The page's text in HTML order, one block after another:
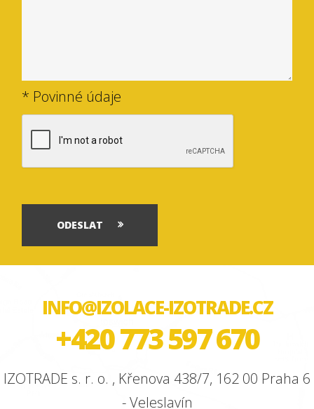
* Povinné údaje
ODESLAT
INFO@IZOLACE-IZOTRADE.CZ
+420 773 597 670
IZOTRADE s. r. o. , Křenova 438/7, 162 00 Praha 6
- Veleslavín